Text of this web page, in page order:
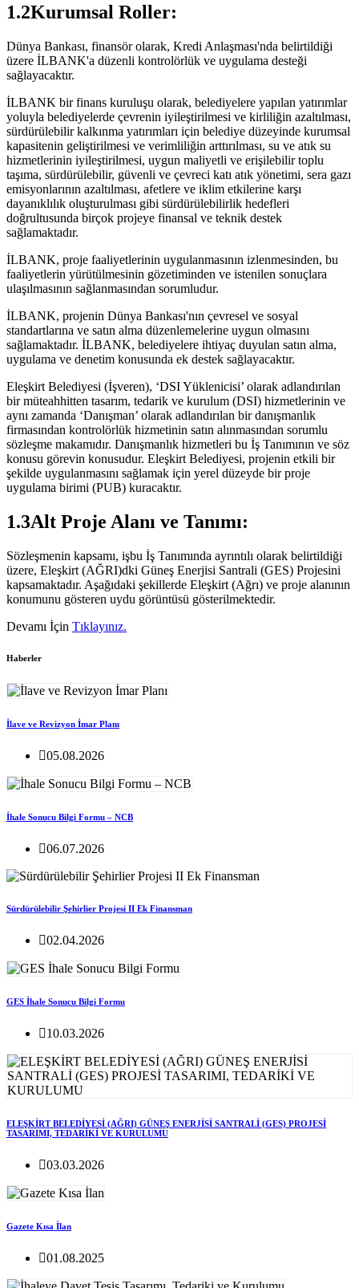
1.2Kurumsal Roller:
Dünya Bankası, finansör olarak, Kredi Anlaşması'nda belirtildiği
üzere İLBANK'a düzenli kontrolörlük ve uygulama desteği
sağlayacaktır.
İLBANK bir finans kuruluşu olarak, belediyelere yapılan yatırımlar
yoluyla belediyelerde çevrenin iyileştirilmesi ve kirliliğin azaltılması,
sürdürülebilir kalkınma yatırımları için belediye düzeyinde kurumsal
kapasitenin geliştirilmesi ve verimliliğin arttırılması, su ve atık su
hizmetlerinin iyileştirilmesi, uygun maliyetli ve erişilebilir toplu
taşıma, sürdürülebilir, güvenli ve çevreci katı atık yönetimi, sera gazı
emisyonlarının azaltılması, afetlere ve iklim etkilerine karşı
dayanıklılık oluşturulması gibi sürdürülebilirlik hedefleri
doğrultusunda birçok projeye finansal ve teknik destek
sağlamaktadır.
İLBANK, proje faaliyetlerinin uygulanmasının izlenmesinden, bu
faaliyetlerin yürütülmesinin gözetiminden ve istenilen sonuçlara
ulaşılmasının sağlanmasından sorumludur.
İLBANK, projenin Dünya Bankası'nın çevresel ve sosyal
standartlarına ve satın alma düzenlemelerine uygun olmasını
sağlamaktadır. İLBANK, belediyelere ihtiyaç duyulan satın alma,
uygulama ve denetim konusunda ek destek sağlayacaktır.
Eleşkirt Belediyesi (İşveren), ‘DSI Yüklenicisi’ olarak adlandırılan
bir müteahhitten tasarım, tedarik ve kurulum (DSI) hizmetlerinin ve
aynı zamanda ‘Danışman’ olarak adlandırılan bir danışmanlık
firmasından kontrolörlük hizmetinin satın alınmasından sorumlu
sözleşme makamıdır. Danışmanlık hizmetleri bu İş Tanımının ve söz
konusu görevin konusudur. Eleşkirt Belediyesi, projenin etkili bir
şekilde uygulanmasını sağlamak için yerel düzeyde bir proje
uygulama birimi (PUB) kuracaktır.
1.3Alt Proje Alanı ve Tanımı:
Sözleşmenin kapsamı, işbu İş Tanımında ayrıntılı olarak belirtildiği
üzere, Eleşkirt (AĞRI)dki Güneş Enerjisi Santrali (GES) Projesini
kapsamaktadır. Aşağıdaki şekillerde Eleşkirt (Ağrı) ve proje alanının
konumunu gösteren uydu görüntüsü gösterilmektedir.
Devamı İçin Tıklayınız.
Haberler
İlave ve Revizyon İmar Planı
05.08.2026
İhale Sonucu Bilgi Formu – NCB
06.07.2026
Sürdürülebilir Şehirlier Projesi II Ek Finansman
02.04.2026
GES İhale Sonucu Bilgi Formu
10.03.2026
ELEŞKİRT BELEDİYESİ (AĞRI) GÜNEŞ ENERJİSİ SANTRALİ (GES) PROJESİ
TASARIMI, TEDARİKİ VE KURULUMU
03.03.2026
Gazete Kısa İlan
01.08.2025